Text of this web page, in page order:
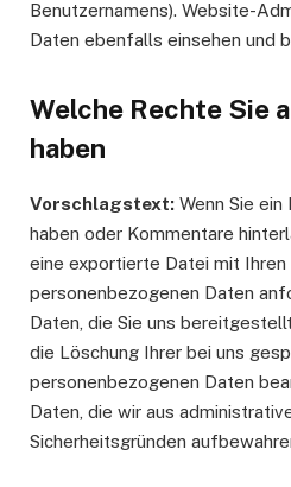
Benutzernamens). Website-
Daten ebenfalls einsehen und
Welche Rechte Sie
haben
Vorschlagstext: Wenn Sie
haben oder Kommentare
eine exportierte Datei mit
personenbezogenen Daten
Daten, die Sie uns
die Löschung Ihrer bei uns
personenbezogenen Daten
Daten, die wir aus
Sicherheitsgründen